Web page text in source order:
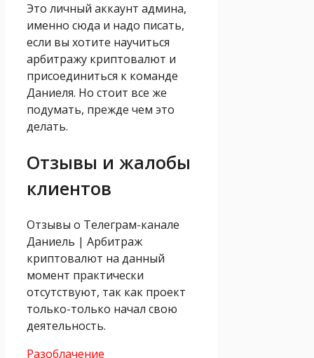
Это личный аккаунт админа,
именно сюда и надо писать,
если вы хотите научиться
арбитражу криптовалют и
присоединиться к команде
Даниеля. Но стоит все же
подумать, прежде чем это
делать.
Отзывы и жалобы
клиентов
Отзывы о Телеграм-канале
Даниель | Арбитраж
криптовалют на данный
момент практически
отсутствуют, так как проект
только-только начал свою
деятельность.
Разоблачение